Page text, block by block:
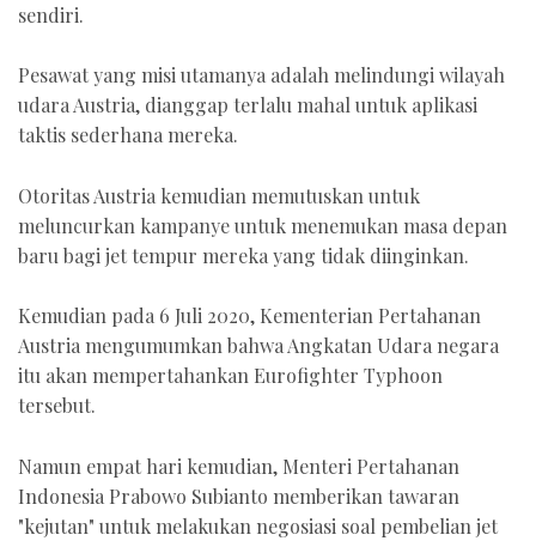
sendiri.
Pesawat yang misi utamanya adalah melindungi wilayah
udara Austria, dianggap terlalu mahal untuk aplikasi
taktis sederhana mereka.
Otoritas Austria kemudian memutuskan untuk
meluncurkan kampanye untuk menemukan masa depan
baru bagi jet tempur mereka yang tidak diinginkan.
Kemudian pada 6 Juli 2020, Kementerian Pertahanan
Austria mengumumkan bahwa Angkatan Udara negara
itu akan mempertahankan Eurofighter Typhoon
tersebut.
Namun empat hari kemudian, Menteri Pertahanan
Indonesia Prabowo Subianto memberikan tawaran
"kejutan" untuk melakukan negosiasi soal pembelian jet